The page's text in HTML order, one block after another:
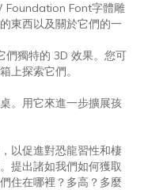
Foundation Font字體雕
東西以及關於它們的一
們獨特的 3D 效果。您可
上探索它們。
。用它來進一步擴展孩
以促進對恐龍習性和棲
提出諸如我們如何獲取
住在哪裡？多高？多麼